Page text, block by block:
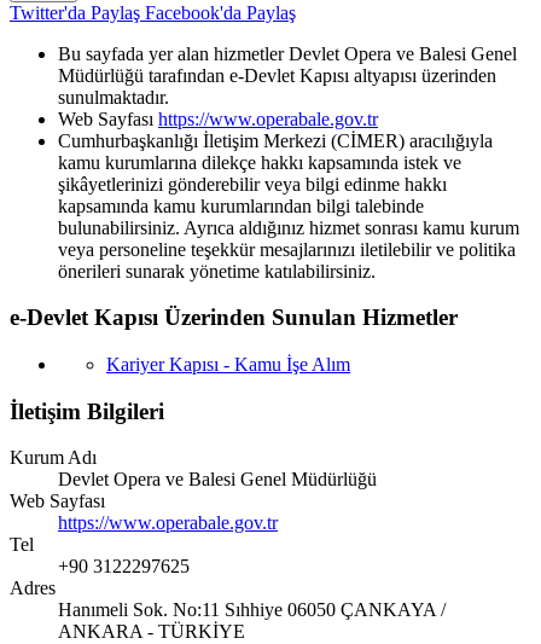
Twitter'da Paylaş Facebook'da Paylaş
Bu sayfada yer alan hizmetler Devlet Opera ve Balesi Genel
Müdürlüğü tarafından e-Devlet Kapısı altyapısı üzerinden
sunulmaktadır.
Web Sayfası https://www.operabale.gov.tr
Cumhurbaşkanlığı İletişim Merkezi (CİMER) aracılığıyla
kamu kurumlarına dilekçe hakkı kapsamında istek ve
şikâyetlerinizi gönderebilir veya bilgi edinme hakkı
kapsamında kamu kurumlarından bilgi talebinde
bulunabilirsiniz. Ayrıca aldığınız hizmet sonrası kamu kurum
veya personeline teşekkür mesajlarınızı iletilebilir ve politika
önerileri sunarak yönetime katılabilirsiniz.
e-Devlet Kapısı Üzerinden Sunulan Hizmetler
Kariyer Kapısı - Kamu İşe Alım
İletişim Bilgileri
Kurum Adı
Devlet Opera ve Balesi Genel Müdürlüğü
Web Sayfası
https://www.operabale.gov.tr
Tel
+90 3122297625
Adres
Hanımeli Sok. No:11 Sıhhiye 06050 ÇANKAYA /
ANKARA - TÜRKİYE